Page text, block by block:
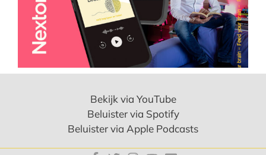
Bekijk via YouTube
Beluister via Spotify
Beluister via Apple Podcasts